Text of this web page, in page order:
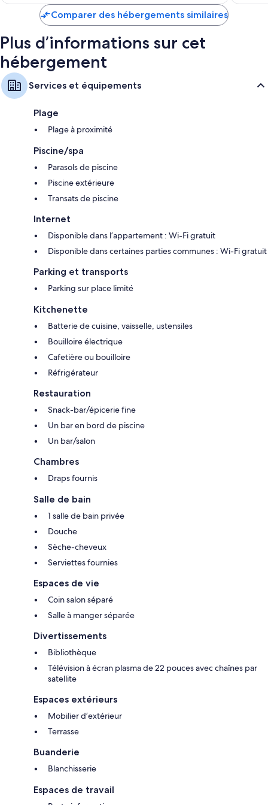
de
Comparer des hébergements similaires
Plus d’informations sur cet
hébergement
Services et équipements
Plage
Plage à proximité
Piscine/spa
Parasols de piscine
Piscine extérieure
Transats de piscine
Internet
Disponible dans l’appartement : Wi-Fi gratuit
Disponible dans certaines parties communes : Wi-Fi gratuit
Parking et transports
Parking sur place limité
Kitchenette
Batterie de cuisine, vaisselle, ustensiles
Bouilloire électrique
Cafetière ou bouilloire
Réfrigérateur
Restauration
Snack-bar/épicerie fine
Un bar en bord de piscine
Un bar/salon
Chambres
Draps fournis
Salle de bain
1 salle de bain privée
Douche
Sèche-cheveux
Serviettes fournies
Espaces de vie
Coin salon séparé
Salle à manger séparée
Divertissements
Bibliothèque
Télévision à écran plasma de 22 pouces avec chaînes par
satellite
Espaces extérieurs
Mobilier d’extérieur
Terrasse
Buanderie
Blanchisserie
Espaces de travail